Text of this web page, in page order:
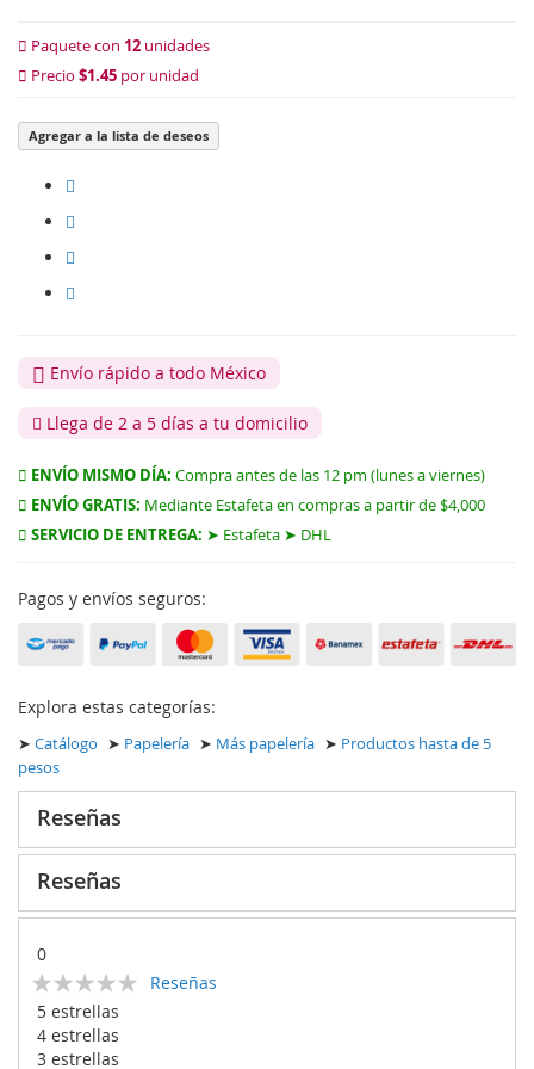
Paquete con 12 unidades
Precio $1.45 por unidad
Agregar a la lista de deseos
Envío rápido a todo México
Llega de 2 a 5 días a tu domicilio
ENVÍO MISMO DÍA: Compra antes de las 12 pm (lunes a viernes)
ENVÍO GRATIS: Mediante Estafeta en compras a partir de $4,000
SERVICIO DE ENTREGA: ➤ Estafeta ➤ DHL
Pagos y envíos seguros:
Explora estas categorías:
➤ Catálogo ➤ Papelería ➤ Más papelería ➤ Productos hasta de 5
pesos
Reseñas
Reseñas
0
Calificación:
% of100
Reseñas
5 estrellas
4 estrellas
3 estrellas